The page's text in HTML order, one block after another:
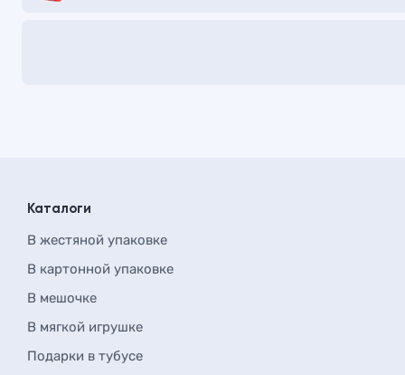
Каталоги
В жестяной упаковке
В картонной упаковке
В мешочке
В мягкой игрушке
Подарки в тубусе